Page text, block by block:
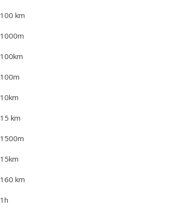
100 km
1000m
100km
100m
10km
15 km
1500m
15km
160 km
1h